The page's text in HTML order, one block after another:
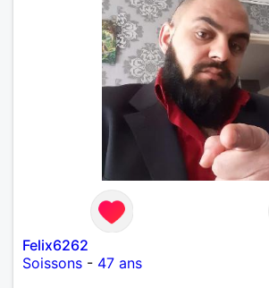
Felix6262
Soissons - 47 ans